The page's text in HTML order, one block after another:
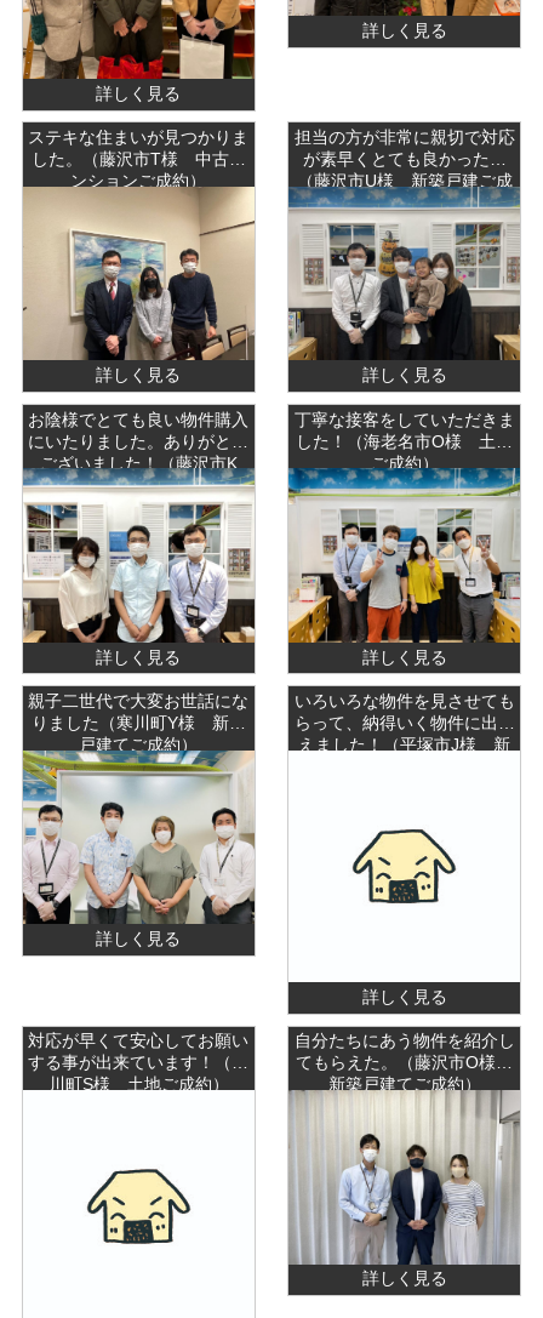
詳しく見る
詳しく見る
ステキな住まいが見つかりま
した。（藤沢市T様 中古マ
ンションご成約）
詳しく見る
担当の方が非常に親切で対応
が素早くとても良かった。
（藤沢市U様 新築戸建ご成
約）
詳しく見る
お陰様でとても良い物件購入
にいたりました。ありがとう
ございました！（藤沢市K
様 中古戸建ご成約）
詳しく見る
丁寧な接客をしていただきま
した！（海老名市O様 土地
ご成約）
詳しく見る
親子二世代で大変お世話にな
りました（寒川町Y様 新築
戸建てご成約）
詳しく見る
いろいろな物件を見させても
らって、納得いく物件に出会
えました！（平塚市J様 新
詳しく見る
対応が早くて安心してお願い
する事が出来ています！（寒
川町S様 土地ご成約）
自分たちにあう物件を紹介し
てもらえた。（藤沢市O様
新築戸建てご成約）
詳しく見る